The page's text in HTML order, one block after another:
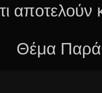
Θέμα